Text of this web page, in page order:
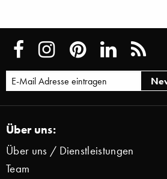
Über uns:
Über uns / Dienstleistungen
Team